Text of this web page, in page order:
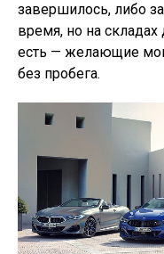
завершилось, либо
время, но на
есть — желающие
без пробега.